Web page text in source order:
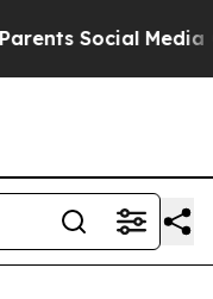
Social Media